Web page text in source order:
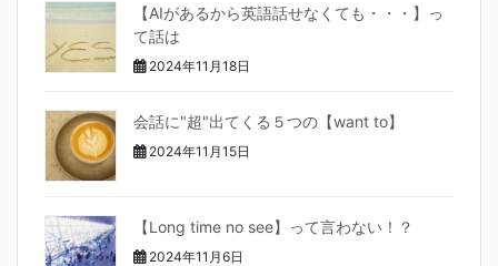
【AIがあるから英語話せなくても・・・】っ
て話は
2024年11月18日
会話に"超"出てくる５つの【want to】
2024年11月15日
【Long time no see】って言わない！？
2024年11月6日